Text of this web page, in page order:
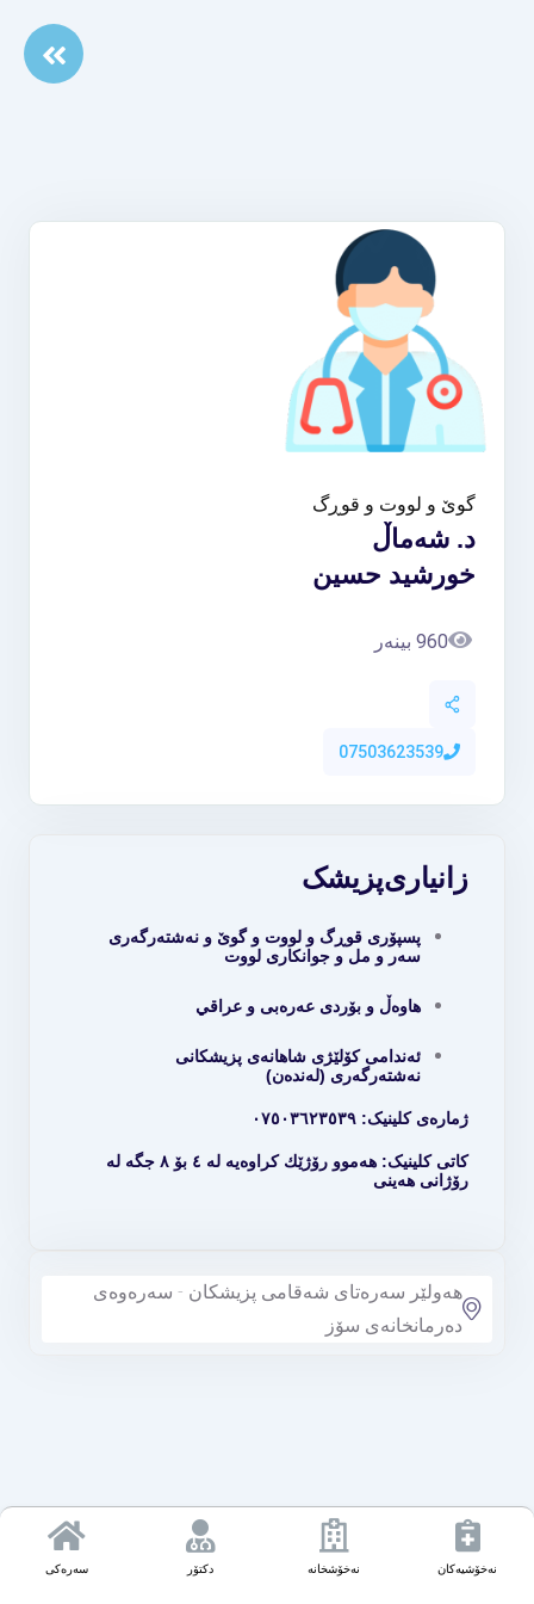
گوێ و لووت و قوڕگ
د. شەماڵ
خورشید حسین
960 بینەر
07503623539
پزیشکزانیاری
پسپۆری قوڕگ و لووت و گوێ و نەشتەرگەری
سەر و مل و جوانکاری لووت
هاوەڵ و بۆردی عەرەبی و عراقي
ئەندامی کۆلێژی شاهانەی پزیشکانی
نەشتەرگەری (لەندەن)
ژمارەی کلینیک: ٠٧٥٠٣٦٢٣٥٣٩
کاتی کلینیک: هەموو رۆژێك کراوەیە لە ٤ بۆ ٨ جگە لە
رۆژانی هەینی
هەولێر سەرەتای شەقامی پزیشکان - سەرەوەی
دەرمانخانەی سۆز
نەخۆشیەکان نەخۆشخانە دکتۆر سەرەکی